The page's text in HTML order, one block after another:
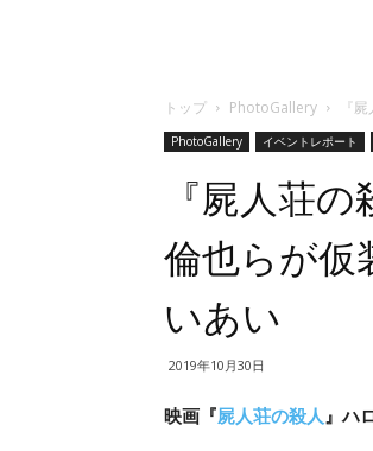
トップ PhotoGallery 『
PhotoGallery イベントレポート
『屍人荘
倫也らが仮
いあい
2019年10月30日
映画『屍人荘の殺人 』ハ